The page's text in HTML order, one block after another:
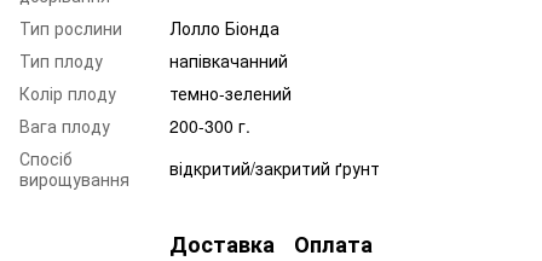
Тип рослини
Лолло Біонда
Тип плоду
напівкачанний
Колір плоду
темно-зелений
Вага плоду
200-300 г.
Спосіб
вирощування
відкритий/закритий ґрунт
Доставка Оплата